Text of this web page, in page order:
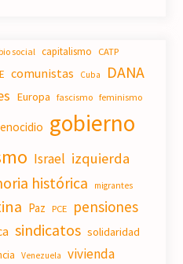
social capitalismo CATP
comunistas Cuba DANA
Europa fascismo feminismo
gobierno
Israel izquierda
histórica migrantes
Paz PCE pensiones
sindicatos solidaridad
Venezuela vivienda